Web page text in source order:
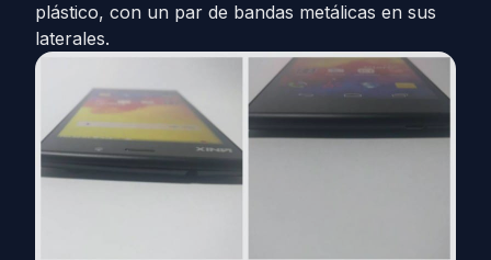
plástico, con un par de bandas metálicas en sus
laterales.